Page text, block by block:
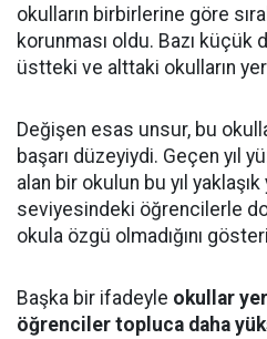
okulların birbirlerine göre
korunması oldu. Bazı küçük
üstteki ve alttaki okulların
Değişen esas unsur, bu
başarı düzeyiydi. Geçen yıl
alan bir okulun bu yıl
seviyesindeki öğrencilerle
okula özgü olmadığını
Başka bir ifadeyle okullar
öğrenciler topluca daha